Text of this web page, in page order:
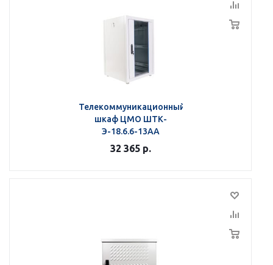
Телекоммуникационный
шкаф ЦМО ШТК-
Э-18.6.6-13АА
32 365 р.